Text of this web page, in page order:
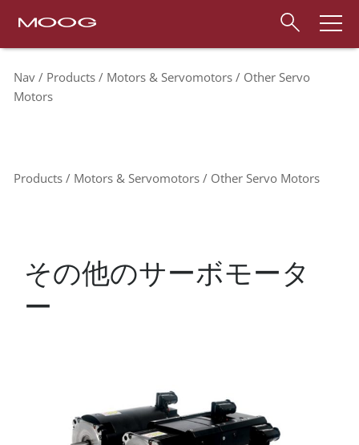
Nav Products Motors & Servomotors
Other Servo
Motors
Products Motors & Servomotors Other Servo Motors
その他のサーボモータ
ー